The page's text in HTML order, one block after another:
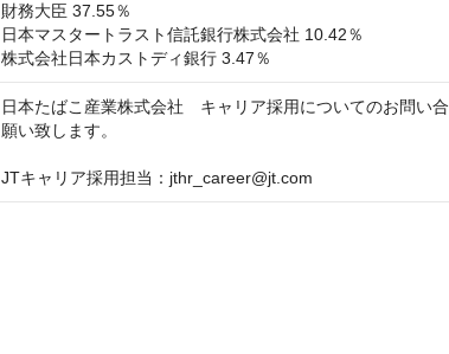
財務大臣 37.55％
日本マスタートラスト信託銀行株式会社 10.42％
株式会社日本カストディ銀行 3.47％
日本たばこ産業株式会社　キャリア採用についてのお問い
願い致します。
JTキャリア採用担当：jthr_career@jt.com